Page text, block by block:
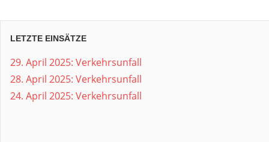
LETZTE EINSÄTZE
29. April 2025: Verkehrsunfall
28. April 2025: Verkehrsunfall
24. April 2025: Verkehrsunfall